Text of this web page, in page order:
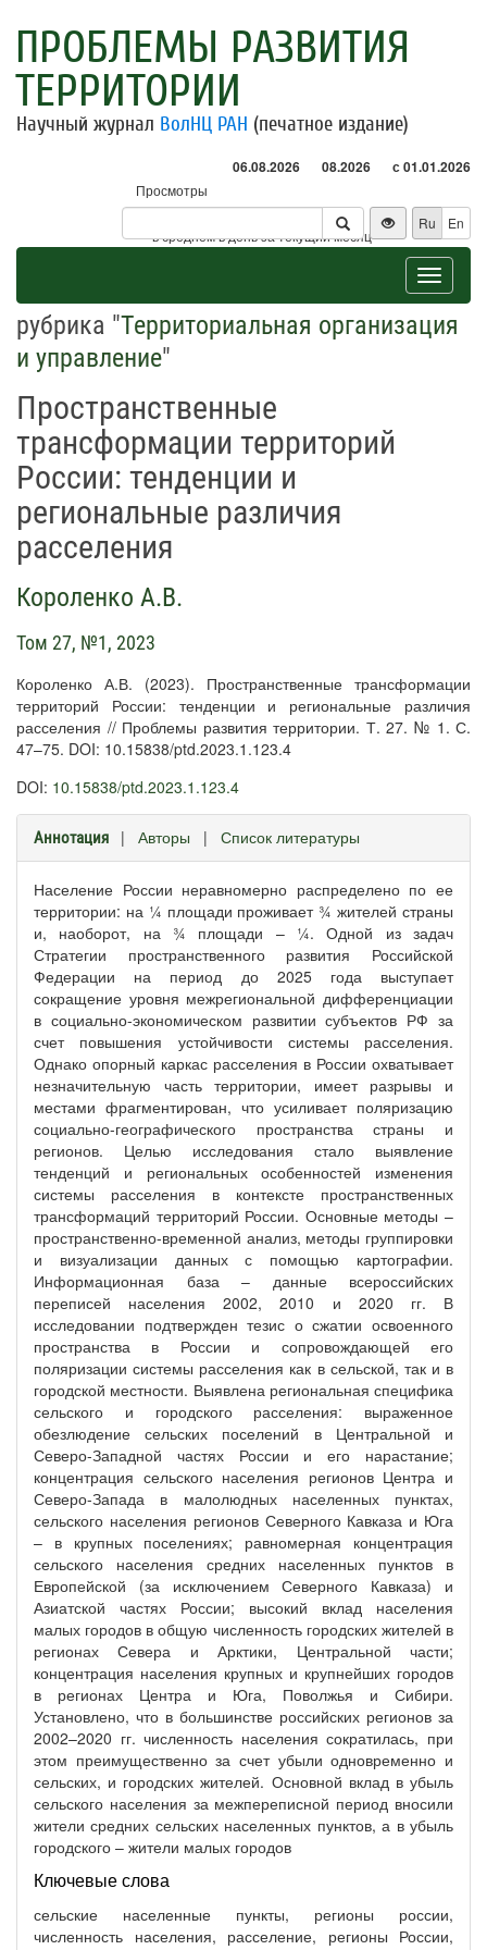
ПРОБЛЕМЫ РАЗВИТИЯ
ТЕРРИТОРИИ
Научный журнал ВолНЦ РАН (печатное издание)
06.08.2026 08.2026 с 01.01.2026
Просмотры
Посетители
* - в среднем в день за текущий месяц
Ru En
Toggle
рубрика "Территориальная организация
и управление"
Пространственные
трансформации территорий
России: тенденции и
региональные различия
расселения
Короленко А.В.
Том 27, №1, 2023
Короленко А.В. (2023). Пространственные трансформации
территорий России: тенденции и региональные различия
расселения // Проблемы развития территории. Т. 27. № 1. С.
47–75. DOI: 10.15838/ptd.2023.1.123.4
DOI: 10.15838/ptd.2023.1.123.4
Аннотация | Авторы | Список литературы
Население России неравномерно распределено по ее
территории: на ¼ площади проживает ¾ жителей страны
и, наоборот, на ¾ площади – ¼. Одной из задач
Стратегии пространственного развития Российской
Федерации на период до 2025 года выступает
сокращение уровня межрегиональной дифференциации
в социально-экономическом развитии субъектов РФ за
счет повышения устойчивости системы расселения.
Однако опорный каркас расселения в России охватывает
незначительную часть территории, имеет разрывы и
местами фрагментирован, что усиливает поляризацию
социально-географического пространства страны и
регионов. Целью исследования стало выявление
тенденций и региональных особенностей изменения
системы расселения в контексте пространственных
трансформаций территорий России. Основные методы –
пространственно-временной анализ, методы группировки
и визуализации данных с помощью картографии.
Информационная база – данные всероссийских
переписей населения 2002, 2010 и 2020 гг. В
исследовании подтвержден тезис о сжатии освоенного
пространства в России и сопровождающей его
поляризации системы расселения как в сельской, так и в
городской местности. Выявлена региональная специфика
сельского и городского расселения: выраженное
обезлюдение сельских поселений в Центральной и
Северо-Западной частях России и его нарастание;
концентрация сельского населения регионов Центра и
Северо-Запада в малолюдных населенных пунктах,
сельского населения регионов Северного Кавказа и Юга
– в крупных поселениях; равномерная концентрация
сельского населения средних населенных пунктов в
Европейской (за исключением Северного Кавказа) и
Азиатской частях России; высокий вклад населения
малых городов в общую численность городских жителей в
регионах Севера и Арктики, Центральной части;
концентрация населения крупных и крупнейших городов
в регионах Центра и Юга, Поволжья и Сибири.
Установлено, что в большинстве российских регионов за
2002–2020 гг. численность населения сократилась, при
этом преимущественно за счет убыли одновременно и
сельских, и городских жителей. Основной вклад в убыль
сельского населения за межпереписной период вносили
жители средних сельских населенных пунктов, а в убыль
городского – жители малых городов
Ключевые слова
сельские населенные пункты, регионы россии,
численность населения, расселение, регионы России,